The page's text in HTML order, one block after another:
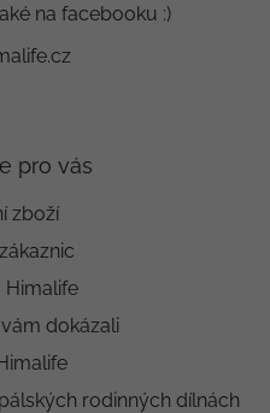
na facebooku :)
pro vás
zboží
Himalife
dokázali
rodinných dílnách